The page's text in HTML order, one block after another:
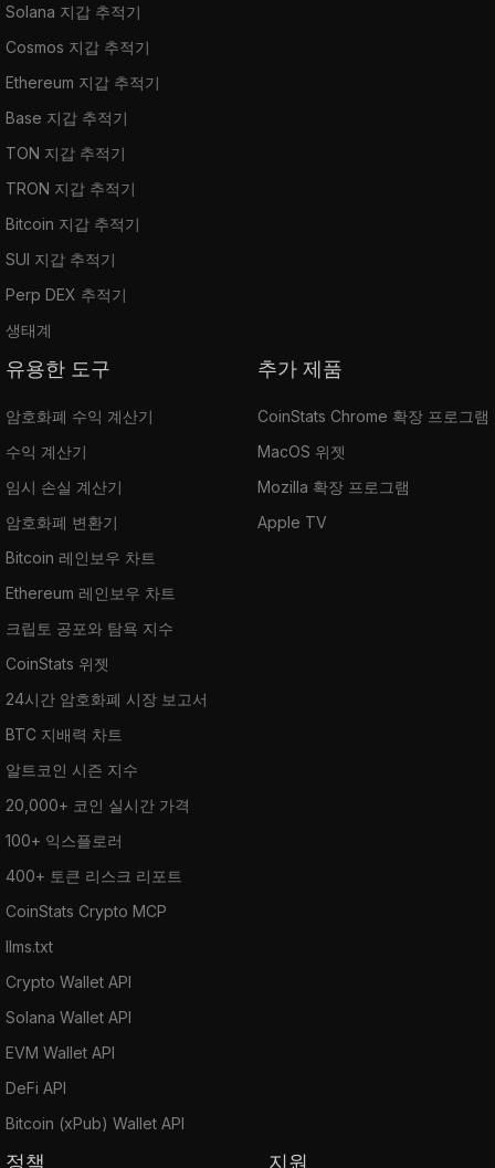
Solana 지갑 추적기
Cosmos 지갑 추적기
Ethereum 지갑 추적기
Base 지갑 추적기
TON 지갑 추적기
TRON 지갑 추적기
Bitcoin 지갑 추적기
SUI 지갑 추적기
Perp DEX 추적기
생태계
유용한 도구
암호화폐 수익 계산기
수익 계산기
임시 손실 계산기
암호화폐 변환기
Bitcoin 레인보우 차트
Ethereum 레인보우 차트
크립토 공포와 탐욕 지수
CoinStats 위젯
24시간 암호화폐 시장 보고서
BTC 지배력 차트
알트코인 시즌 지수
20,000+ 코인 실시간 가격
100+ 익스플로러
400+ 토큰 리스크 리포트
CoinStats Crypto MCP
llms.txt
Crypto Wallet API
Solana Wallet API
EVM Wallet API
DeFi API
Bitcoin (xPub) Wallet API
추가 제품
CoinStats Chrome 확장 프로그램
MacOS 위젯
Mozilla 확장 프로그램
Apple TV
정책 지원